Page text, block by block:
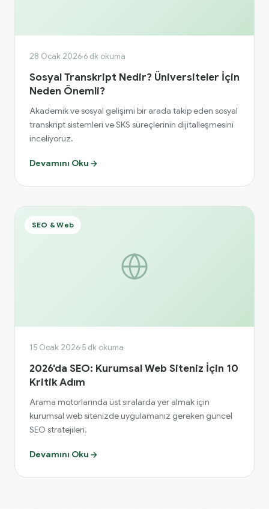
28 Ocak 2026·6 dk okuma
Sosyal Transkript Nedir? Üniversiteler İçin
Neden Önemli?
Akademik ve sosyal gelişimi bir arada takip eden sosyal
transkript sistemleri ve SKS süreçlerinin dijitalleşmesini
inceliyoruz.
Devamını Oku
SEO & Web
15 Ocak 2026·5 dk okuma
2026'da SEO: Kurumsal Web Siteniz İçin 10
Kritik Adım
Arama motorlarında üst sıralarda yer almak için
kurumsal web sitenizde uygulamanız gereken güncel
SEO stratejileri.
Devamını Oku